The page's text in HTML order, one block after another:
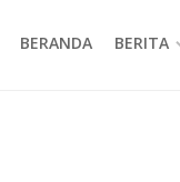
BERANDA BERITA